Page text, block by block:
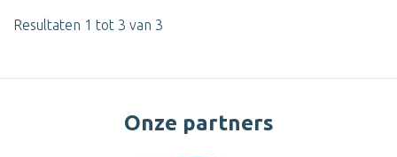
Resultaten 1 tot 3 van 3
Onze partners